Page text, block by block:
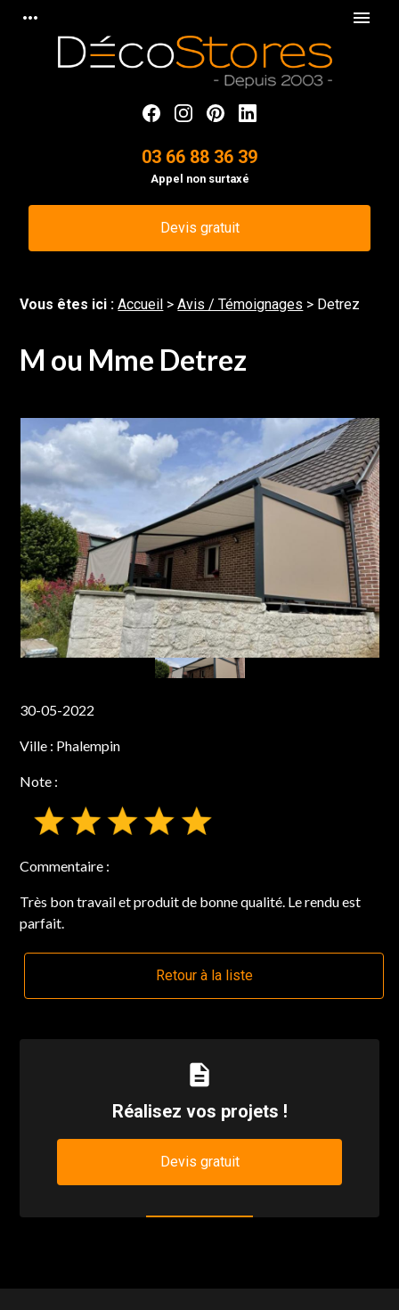
more_horiz menu
03 66 88 36 39
Appel non surtaxé
Devis gratuit
Vous êtes ici :Accueil >Avis / Témoignages > Detrez
M ou Mme Detrez
30-05-2022
Ville : Phalempin
Note :
Commentaire :
Très bon travail et produit de bonne qualité. Le rendu est
parfait.
Retour à la liste
description
Réalisez vos projets !
Devis gratuit